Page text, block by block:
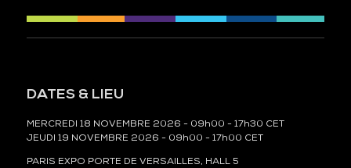
DATES & LIEU
MERCREDI 18 NOVEMBRE 2026 - 09h00 - 17h30 CET
JEUDI 19 NOVEMBRE 2026 - 09h00 - 17h00 CET
PARIS EXPO PORTE DE VERSAILLES, HALL 5